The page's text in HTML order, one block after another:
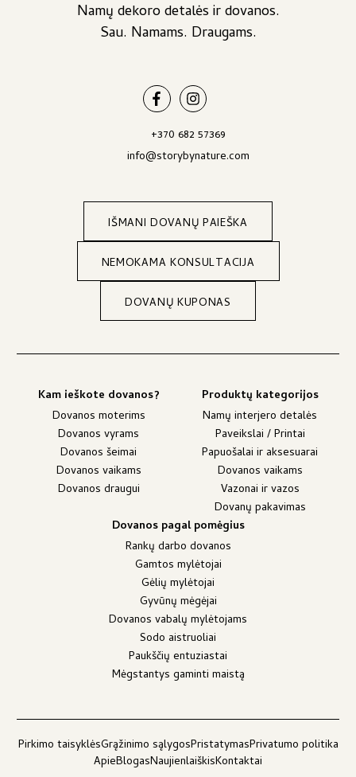
Namų dekoro detalės ir dovanos.
Sau. Namams. Draugams.
+370 682 57369
info@storybynature.com
IŠMANI DOVANŲ PAIEŠKA
NEMOKAMA KONSULTACIJA
DOVANŲ KUPONAS
Kam ieškote dovanos?
Dovanos moterims
Dovanos vyrams
Dovanos šeimai
Dovanos vaikams
Dovanos draugui
Produktų kategorijos
Namų interjero detalės
Paveikslai / Printai
Papuošalai ir aksesuarai
Dovanos vaikams
Vazonai ir vazos
Dovanų pakavimas
Dovanos pagal pomėgius
Rankų darbo dovanos
Gamtos mylėtojai
Gėlių mylėtojai
Gyvūnų mėgėjai
Dovanos vabalų mylėtojams
Sodo aistruoliai
Paukščių entuziastai
Mėgstantys gaminti maistą
Pirkimo taisyklėsGrąžinimo sąlygosPristatymasPrivatumo politika
ApieBlogasNaujienlaiškisKontaktai